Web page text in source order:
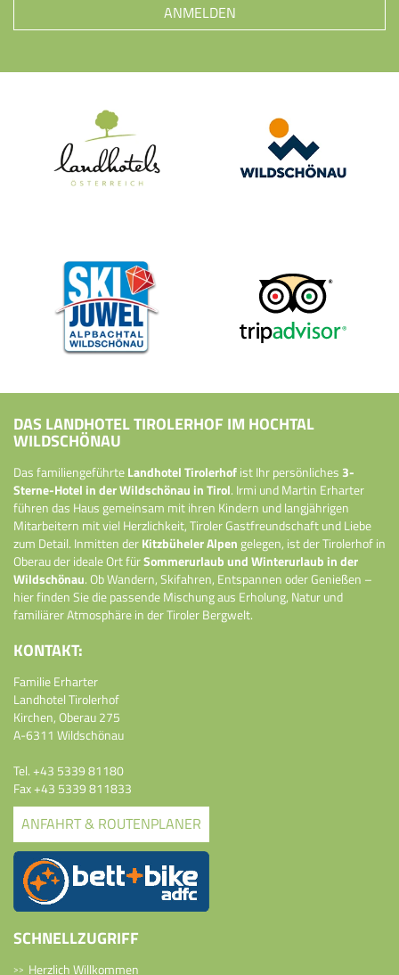
ANMELDEN
DAS LANDHOTEL TIROLERHOF IM HOCHTAL
WILDSCHÖNAU
Das familiengeführteLandhotel Tirolerhofist Ihr persönliches 3-
Sterne-Hotel in der Wildschönau in Tirol. Irmi und Martin Erharter
führen das Haus gemeinsam mit ihren Kindern und langjährigen
Mitarbeitern mit viel Herzlichkeit, Tiroler Gastfreundschaft und Liebe
zum Detail. Inmitten derKitzbüheler Alpengelegen, ist der Tirolerhof in
Oberau der ideale Ort fürSommerurlaub und Winterurlaub in der
Wildschönau. Ob Wandern, Skifahren, Entspannen oder Genießen –
hier finden Sie die passende Mischung aus Erholung, Natur und
familiärer Atmosphäre in der Tiroler Bergwelt.
KONTAKT:
Familie Erharter
Landhotel Tirolerhof
Kirchen, Oberau 275
A-6311 Wildschönau
Tel.+43 5339 81180
Fax +43 5339 811833
ANFAHRT & ROUTENPLANER
SCHNELLZUGRIFF
Herzlich Willkommen